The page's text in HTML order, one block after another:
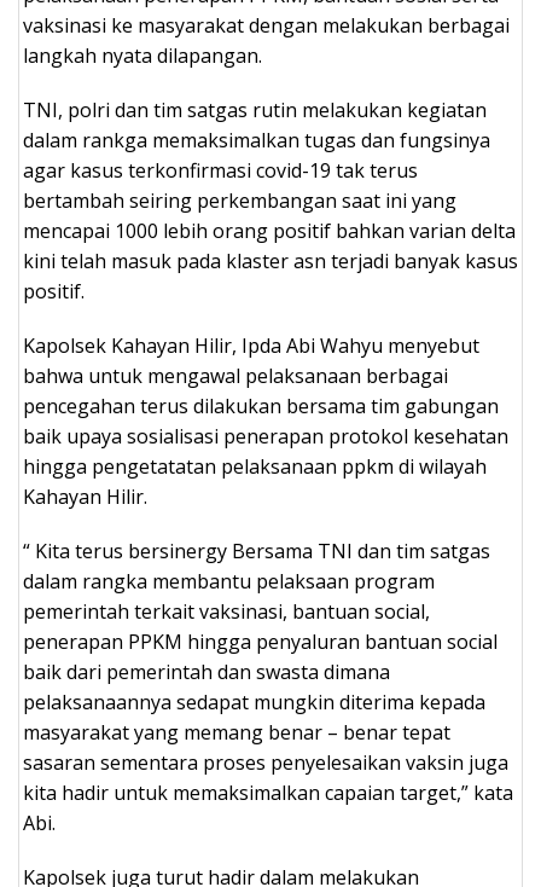
vaksinasi ke masyarakat dengan melakukan berbagai
langkah nyata dilapangan.
TNI, polri dan tim satgas rutin melakukan kegiatan
dalam rankga memaksimalkan tugas dan fungsinya
agar kasus terkonfirmasi covid-19 tak terus
bertambah seiring perkembangan saat ini yang
mencapai 1000 lebih orang positif bahkan varian delta
kini telah masuk pada klaster asn terjadi banyak kasus
positif.
Kapolsek Kahayan Hilir, Ipda Abi Wahyu menyebut
bahwa untuk mengawal pelaksanaan berbagai
pencegahan terus dilakukan bersama tim gabungan
baik upaya sosialisasi penerapan protokol kesehatan
hingga pengetatatan pelaksanaan ppkm di wilayah
Kahayan Hilir.
“ Kita terus bersinergy Bersama TNI dan tim satgas
dalam rangka membantu pelaksaan program
pemerintah terkait vaksinasi, bantuan social,
penerapan PPKM hingga penyaluran bantuan social
baik dari pemerintah dan swasta dimana
pelaksanaannya sedapat mungkin diterima kepada
masyarakat yang memang benar – benar tepat
sasaran sementara proses penyelesaikan vaksin juga
kita hadir untuk memaksimalkan capaian target,” kata
Abi.
Kapolsek juga turut hadir dalam melakukan